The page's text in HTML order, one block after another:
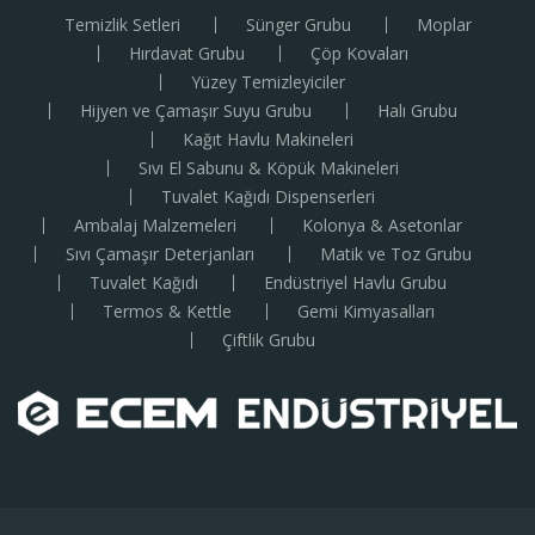
Temizlik Setleri Sünger Grubu
Moplar
Hırdavat Grubu
Çöp Kovaları
Yüzey Temizleyiciler
Hijyen ve Çamaşır Suyu Grubu
Halı Grubu
Kağıt Havlu Makineleri
Sıvı El Sabunu & Köpük Makineleri
Tuvalet Kağıdı Dispenserleri
Ambalaj Malzemeleri
Kolonya & Asetonlar
Sıvı Çamaşır Deterjanları
Matik ve Toz Grubu
Tuvalet Kağıdı
Endüstriyel Havlu Grubu
Termos & Kettle
Gemi Kimyasalları
Çiftlik Grubu